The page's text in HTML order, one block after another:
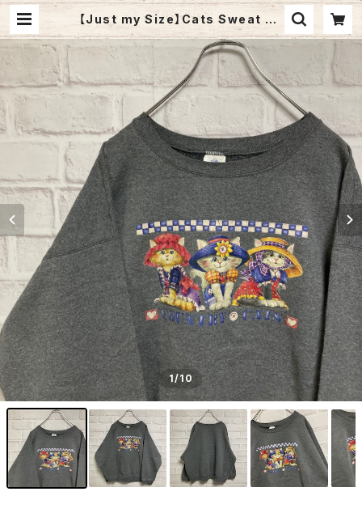
【Just my Size】Cats Sweat XL
相当 USA規格 スウェット トレーナー
ネコ アニマル ビッグシルエット オー
バーサイズ 太アーム アメリカ 古着 |
Fuzzy Fuzzy
1/10